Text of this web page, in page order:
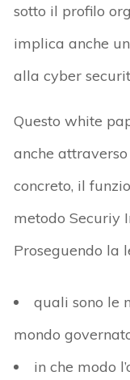
sotto il profilo
implica anche
alla cyber
Questo white
anche
concreto, il
metodo Securiy
Proseguendo la
quali sono le
mondo
in che modo